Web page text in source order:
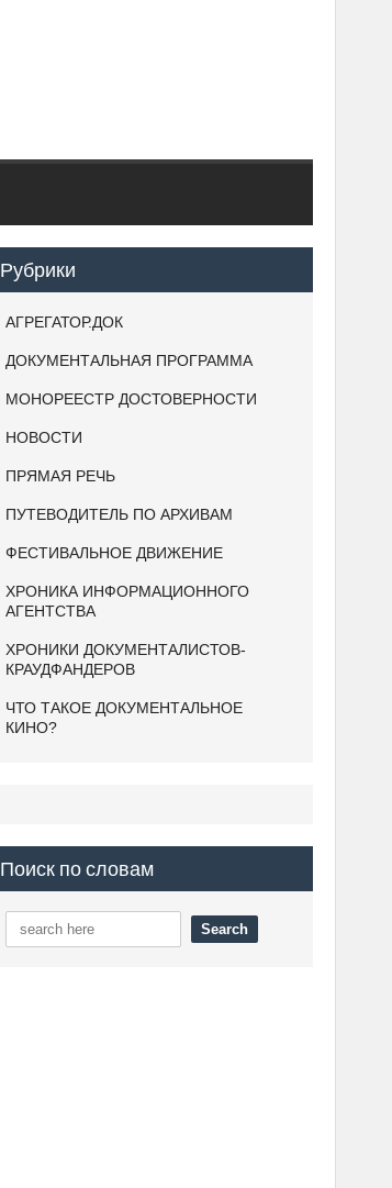
Рубрики
АГРЕГАТОР.ДОК
ДОКУМЕНТАЛЬНАЯ ПРОГРАММА
МОНОРЕЕСТР ДОСТОВЕРНОСТИ
НОВОСТИ
ПРЯМАЯ РЕЧЬ
ПУТЕВОДИТЕЛЬ ПО АРХИВАМ
ФЕСТИВАЛЬНОЕ ДВИЖЕНИЕ
ХРОНИКА ИНФОРМАЦИОННОГО
АГЕНТСТВА
ХРОНИКИ ДОКУМЕНТАЛИСТОВ-
КРАУДФАНДЕРОВ
ЧТО ТАКОЕ ДОКУМЕНТАЛЬНОЕ
КИНО?
Поиск по словам